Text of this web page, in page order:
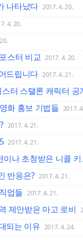
나타났다 2017. 4. 20.
4. 20.
스터 비교 2017. 4. 20.
드립니다 2017. 4. 21.
터 스탤론 캐릭터 공
화 홍보 기법들 2017.
2017. 4. 21.
2017. 4. 21.
나 초청받은 니콜 키
반응은? 2017. 4. 21.
업들 2017. 4. 21.
제안받은 마고 로비
되는 이유 2017. 4. 24.